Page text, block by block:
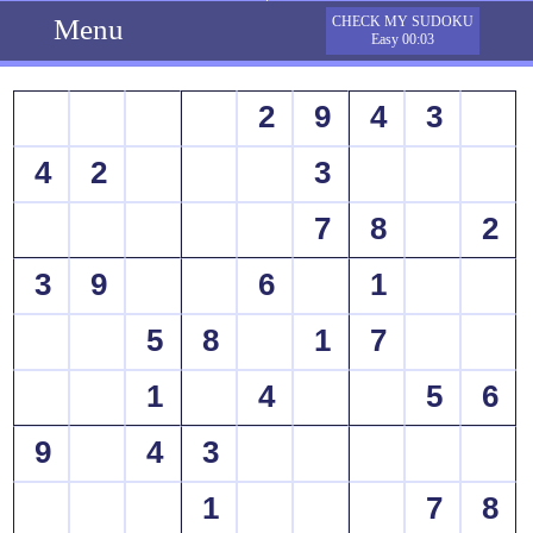
Menu
CHECK MY SUDOKU
Easy 00:03
2 9 4
3
4
2
3
7
8
2
3
9 6
1
5
8 1
7
1
4 5
6
9
4
3
1
7
8